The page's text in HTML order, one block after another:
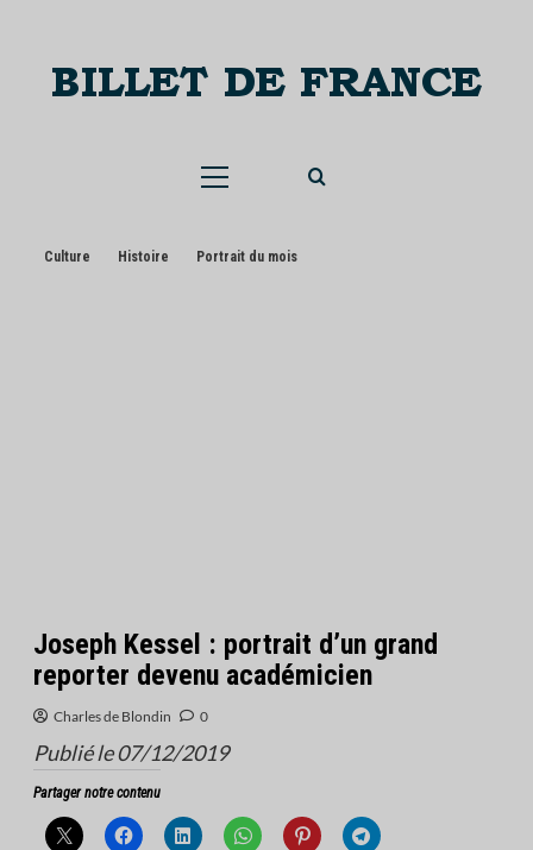
content
Menu
Culture Histoire Portrait du mois
Joseph Kessel : portrait d’un grand
reporter devenu académicien
Charles de Blondin 0
Publié le 07/12/2019
Partager notre contenu